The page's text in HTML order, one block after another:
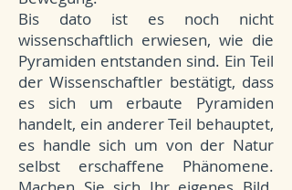
Bis dato ist es noch nicht
wissenschaftlich erwiesen, wie die
Pyramiden entstanden sind. Ein Teil
der Wissenschaftler bestätigt, dass
es sich um erbaute Pyramiden
handelt, ein anderer Teil behauptet,
es handle sich um von der Natur
selbst erschaffene Phänomene.